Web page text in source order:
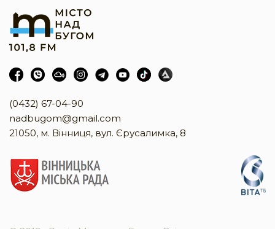
(0432) 67-04-90
nadbugom@gmail.com
21050, м. Вінниця, вул. Єрусалимка, 8